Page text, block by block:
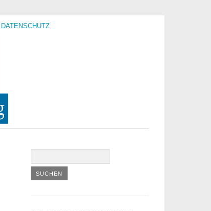
DATENSCHUTZ